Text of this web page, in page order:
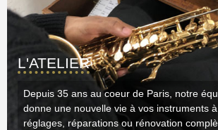
Promotions
Nouveautés
Promotions
Nouveautés
Nouveautés
L'ATELIER
Depuis 35 ans au coeur de Paris, notre
donne une nouvelle vie à vos instruments
réglages, réparations ou rénovation